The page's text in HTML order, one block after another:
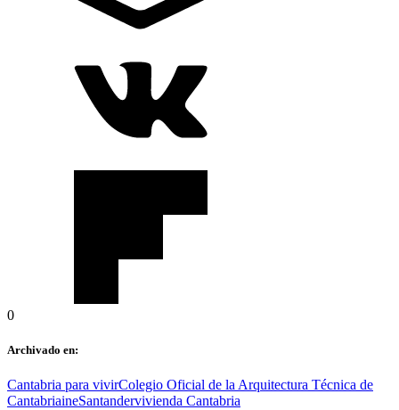
0
Archivado en:
Cantabria para vivirColegio Oficial de la Arquitectura Técnica de
CantabriaineSantandervivienda Cantabria